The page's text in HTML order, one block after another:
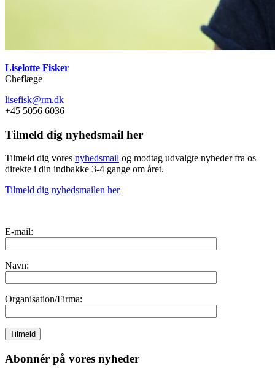
Liselotte Fisker
Cheflæge
lisefisk@rm.dk
+45 5056 6036
Tilmeld dig nyhedsmail her
Tilmeld dig vores nyhedsmail og modtag udvalgte nyheder fra os
direkte i din indbakke 3-4 gange om året.
Tilmeld dig nyhedsmailen her
E-mail:
Navn:
Organisation/Firma:
Abonnér på vores nyheder